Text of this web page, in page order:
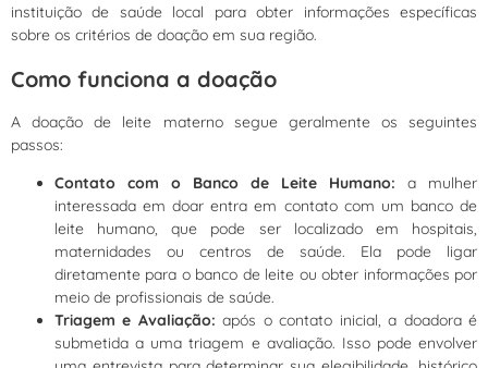
instituição de saúde local para obter informações específicas
sobre os critérios de doação em sua região.
Como funciona a doação
A doação de leite materno segue geralmente os seguintes
passos:
Contato com o Banco de Leite Humano: a mulher
interessada em doar entra em contato com um banco de
leite humano, que pode ser localizado em hospitais,
maternidades ou centros de saúde. Ela pode ligar
diretamente para o banco de leite ou obter informações por
meio de profissionais de saúde.
Triagem e Avaliação:após o contato inicial, a doadora é
submetida a uma triagem e avaliação. Isso pode envolver